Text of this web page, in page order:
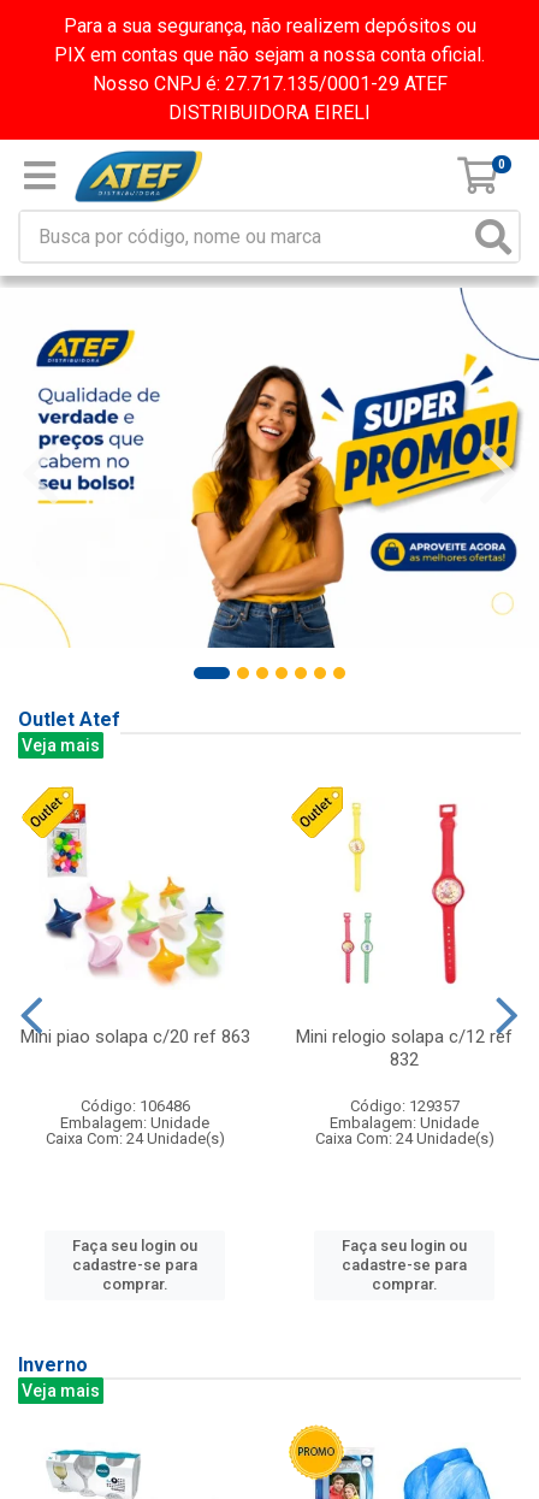
Para a sua segurança, não realizem depósitos ou
PIX em contas que não sejam a nossa conta oficial.
Nosso CNPJ é: 27.717.135/0001-29 ATEF
DISTRIBUIDORA EIRELI
0
Outlet Atef
Veja mais
Mini piao solapa c/20 ref 863
Código: 106486
Embalagem: Unidade
Caixa Com: 24 Unidade(s)
Faça seu login ou
cadastre-se para
comprar.
Mini relogio solapa c/12 ref
832
Código: 129357
Embalagem: Unidade
Caixa Com: 24 Unidade(s)
Faça seu login ou
cadastre-se para
comprar.
Inverno
Veja mais